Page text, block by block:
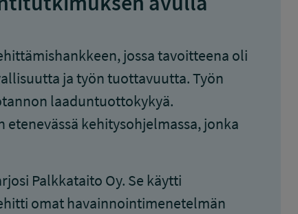
jossa tavoitteena oli
ja työn tuottavuutta. Työn
laaduntuottokykyä.
kehitysohjelmassa, jonka
Palkkataito Oy. Se käytti
omat havainnointimenetelmän